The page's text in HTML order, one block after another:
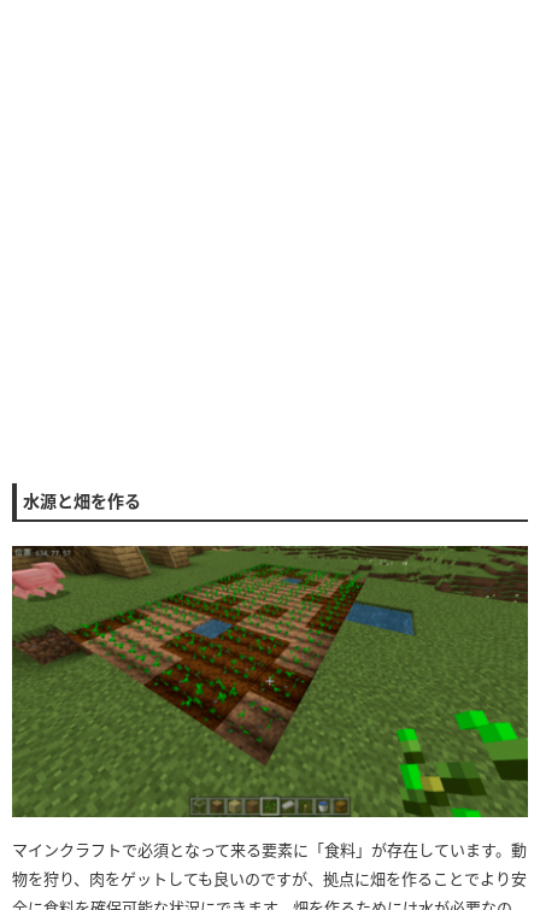
水源と畑を作る
マインクラフトで必須となって来る要素に「食料」が存在しています。動
物を狩り、肉をゲットしても良いのですが、拠点に畑を作ることでより安